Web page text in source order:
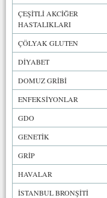
ÇEŞİTLİ AKCİĞER
HASTALIKLARI
ÇÖLYAK GLUTEN
DİYABET
DOMUZ GRİBİ
ENFEKSİYONLAR
GDO
GENETİK
GRİP
HAVALAR
İSTANBUL BRONŞİTİ